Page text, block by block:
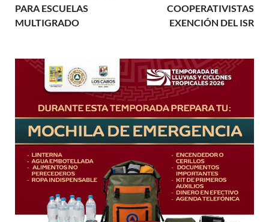
PARA ESCUELAS
MULTIGRADO
COOPERATIVISTAS
EXENCIÓN DEL ISR